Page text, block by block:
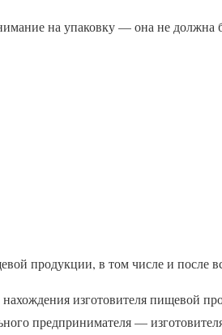
на упаковку — она не должна
продукции, в том числе и после
изготовителя пищевой
предпринимателя —